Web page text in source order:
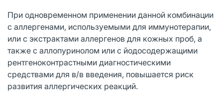
При одновременном применении данной комбинации
с аллергенами, используемыми для иммунотерапии,
или с экстрактами аллергенов для кожных проб, а
также с аллопуринолом или с йодосодержащими
рентгеноконтрастными диагностическими
средствами для в/в введения, повышается риск
развития аллергических реакций.